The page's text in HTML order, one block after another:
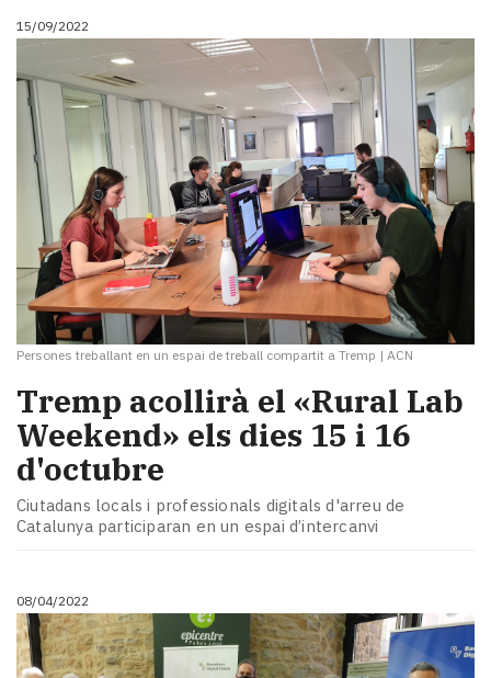
15/09/2022
Persones treballant en un espai de treball compartit a Tremp | ACN
Tremp acollirà el «Rural Lab
Weekend» els dies 15 i 16
d'octubre
Ciutadans locals i professionals digitals d'arreu de
Catalunya participaran en un espai d’intercanvi
08/04/2022